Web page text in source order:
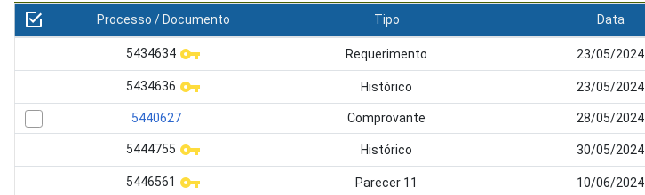
Processo / Documento Tipo Data
5434634 Requerimento 23/05/2024
5434636 Histórico 23/05/2024
5440627 Comprovante 28/05/2024
5444755 Histórico 30/05/2024
5446561 Parecer 11 10/06/2024